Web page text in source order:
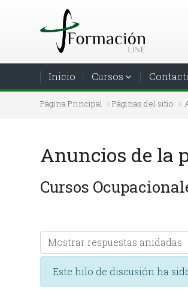
Salta al contenido principal
Inicio Cursos
Página Principal Páginas del sitio
Anuncios de la
Cursos
Mostrar modo
Este hilo de discusión ha